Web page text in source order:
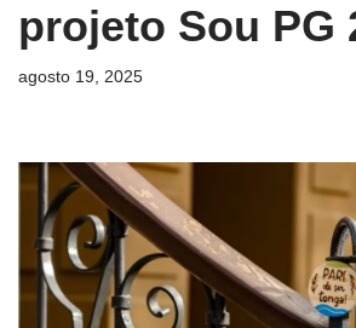
projeto Sou PG
agosto 19, 2025